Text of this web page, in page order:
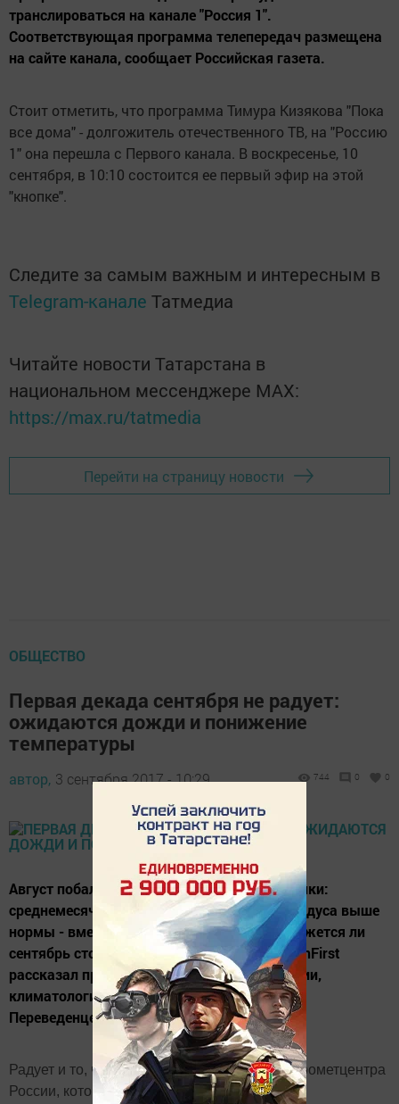
транслироваться на канале "Россия 1".
Соответствующая программа телепередач размещена
на сайте канала, сообщает Российская газета.
Стоит отметить, что программа Тимура Кизякова "Пока
все дома" - долгожитель отечественного ТВ, на "Россию
1" она перешла с Первого канала. В воскресенье, 10
сентября, в 10:10 состоится ее первый эфир на этой
"кнопке".
Следите за самым важным и интересным в
Telegram-канале Татмедиа
Читайте новости Татарстана в
национальном мессенджере MАХ:
https://max.ru/tatmedia
Перейти на страницу новости
ОБЩЕСТВО
Первая декада сентября не радует:
ожидаются дожди и понижение
температуры
автор, 3 сентября 2017 - 10:29 744 0 0
Август побаловал теплом жителей республики:
среднемесячная температура была на 3 градуса выше
нормы - вместо 18 поднималась до 21. Окажется ли
сентябрь столь же погожим, изданию KazanFirst
рассказал профессор кафедры метеорологии,
климатологии и экологии атмосферы Юрий
Переведенцев.
Радует и то, что вероятностный прогноз Гидрометцентра
России, который был сделан в мае, немного